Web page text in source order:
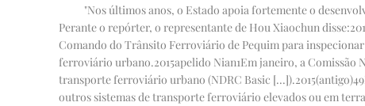
"Nos últimos anos, o Estado apoia fortemente o
Perante o repórter, o representante de Hou Xiaochun disse:
Comando do Trânsito Ferroviário de Pequim para
ferroviário urbano.2015apelido Nian1Em janeiro, a Comissão
transporte ferroviário urbano (NDRC Basic [...]).2015(antigo)49
outros sistemas de transporte ferroviário elevados ou em